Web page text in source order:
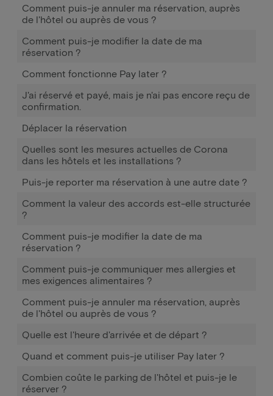
Comment puis-je annuler ma réservation, auprès
de l'hôtel ou auprès de vous ?
Comment puis-je modifier la date de ma
réservation ?
Comment fonctionne Pay later ?
J'ai réservé et payé, mais je n'ai pas encore reçu de
confirmation.
Déplacer la réservation
Quelles sont les mesures actuelles de Corona
dans les hôtels et les installations ?
Puis-je reporter ma réservation à une autre date ?
Comment la valeur des accords est-elle structurée
?
Comment puis-je modifier la date de ma
réservation ?
Comment puis-je communiquer mes allergies et
mes exigences alimentaires ?
Comment puis-je annuler ma réservation, auprès
de l'hôtel ou auprès de vous ?
Quelle est l'heure d'arrivée et de départ ?
Quand et comment puis-je utiliser Pay later ?
Combien coûte le parking de l'hôtel et puis-je le
réserver ?